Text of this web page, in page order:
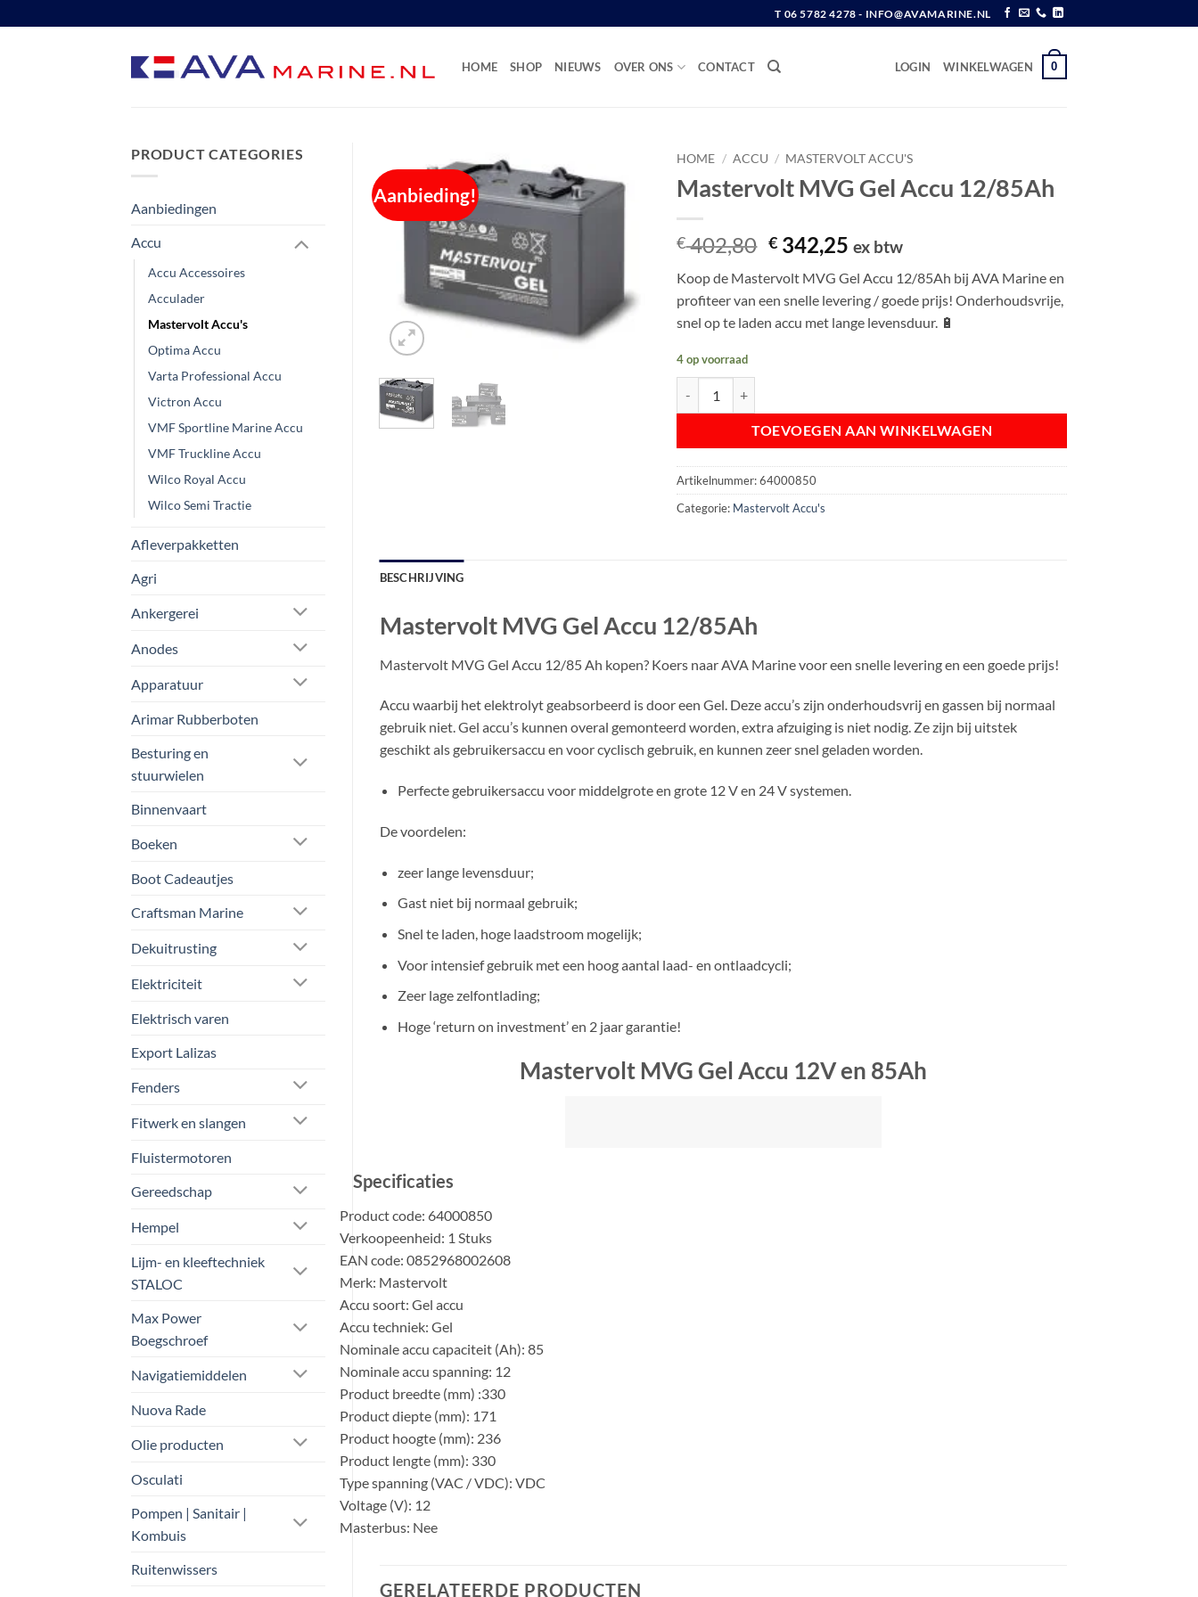
naar
T 06 5782 4278 - INFO@AVAMARINE.NL
HOME SHOP NIEUWS OVER ONS CONTACT LOGIN WINKELWAGEN 0
PRODUCT CATEGORIES
Aanbiedingen
Accu
Accu Accessoires
Acculader
Mastervolt Accu's
Optima Accu
Varta Professional Accu
Victron Accu
VMF Sportline Marine Accu
VMF Truckline Accu
Wilco Royal Accu
Wilco Semi Tractie
Afleverpakketten
Agri
Ankergerei
Anodes
Apparatuur
Arimar Rubberboten
Besturing en
stuurwielen
Binnenvaart
Boeken
Boot Cadeautjes
Craftsman Marine
Dekuitrusting
Elektriciteit
Elektrisch varen
Export Lalizas
Fenders
Fitwerk en slangen
Fluistermotoren
Gereedschap
Hempel
Lijm- en kleeftechniek
STALOC
Max Power
Boegschroef
Navigatiemiddelen
Nuova Rade
Olie producten
Osculati
Pompen | Sanitair |
Kombuis
Ruitenwissers
Aanbieding!
HOME / ACCU / MASTERVOLT ACCU'S
Mastervolt MVG Gel Accu 12/85Ah
€402,80 Oorspronkelijke
was:
€ 402,80.
€342,25Huidige
is:
€ 342,25.
ex btw
Koop de Mastervolt MVG Gel Accu 12/85Ah bij AVA Marine en
profiteer van een snelle levering / goede prijs! Onderhoudsvrije,
snel op te laden accu met lange levensduur. 🔋
4 op voorraad
TOEVOEGEN AAN WINKELWAGEN
Artikelnummer:64000850
Categorie: Mastervolt Accu's
BESCHRIJVING
Mastervolt MVG Gel Accu 12/85Ah
Mastervolt MVG Gel Accu 12/85 Ah kopen? Koers naar AVA Marine voor een snelle levering en een goede prijs!
Accu waarbij het elektrolyt geabsorbeerd is door een Gel. Deze accu’s zijn onderhoudsvrij en gassen bij normaal
gebruik niet. Gel accu’s kunnen overal gemonteerd worden, extra afzuiging is niet nodig. Ze zijn bij uitstek
geschikt als gebruikersaccu en voor cyclisch gebruik, en kunnen zeer snel geladen worden.
Perfecte gebruikersaccu voor middelgrote en grote 12 V en 24 V systemen.
De voordelen:
zeer lange levensduur;
Gast niet bij normaal gebruik;
Snel te laden, hoge laadstroom mogelijk;
Voor intensief gebruik met een hoog aantal laad- en ontlaadcycli;
Zeer lage zelfontlading;
Hoge ‘return on investment’ en 2 jaar garantie!
Mastervolt MVG Gel Accu 12V en 85Ah
Specificaties
Product code: 64000850
Verkoopeenheid: 1 Stuks
EAN code: 0852968002608
Merk: Mastervolt
Accu soort: Gel accu
Accu techniek: Gel
Nominale accu capaciteit (Ah): 85
Nominale accu spanning: 12
Product breedte (mm) :330
Product diepte (mm): 171
Product hoogte (mm): 236
Product lengte (mm): 330
Type spanning (VAC / VDC): VDC
Voltage (V): 12
Masterbus: Nee
GERELATEERDE PRODUCTEN